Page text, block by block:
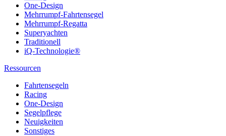
One-Design
Mehrrumpf-Fahrtensegel
Mehrrumpf-Regatta
Superyachten
Traditionell
iQ-Technologie®
Ressourcen
Fahrtensegeln
Racing
One-Design
Segelpflege
Neuigkeiten
Sonstiges